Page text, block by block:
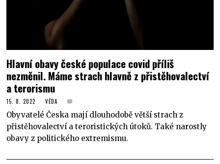
Hlavní obavy české populace covid příliš
nezměnil. Máme strach hlavně z přistěhovalectví
a terorismu
15. 8. 2022 VĚDA
Obyvatelé Česka mají dlouhodobě větší strach z
přistěhovalectví a teroristických útoků. Také narostly
obavy z politického extremismu.